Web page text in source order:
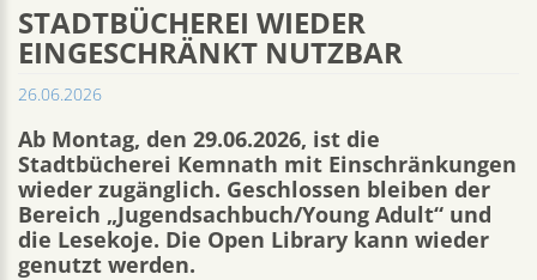
STADTBÜCHEREI WIEDER
EINGESCHRÄNKT NUTZBAR
26.06.2026
Ab Montag, den 29.06.2026, ist die
Stadtbücherei Kemnath mit Einschränkungen
wieder zugänglich. Geschlossen bleiben der
Bereich „Jugendsachbuch/Young Adult“ und
die Lesekoje. Die Open Library kann wieder
genutzt werden.